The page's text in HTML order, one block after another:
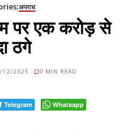
अपराध
पर एक करोड़ से
ठगे
12/2025 0 MIN READ
Telegram Whatsapp